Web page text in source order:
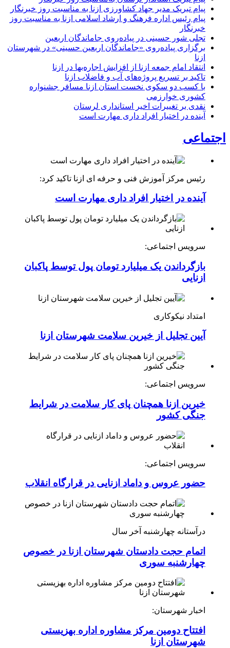
پیام تبریک مدیر جهاد کشاورزی ازنا به مناسبت روز خبرنگار
پیام رئیس اداره فرهنگ و ارشاد اسلامی ازنا به مناسبت روز
خبرنگار
تجلی شور حسینی در پیاده‌روی جاماندگان اربعین
برگزاری پیاده‌روی «جاماندگان اربعین حسینی» در شهرستان
ازنا
انتقاد امام جمعه ازنا از افزایش اجاره‌بها در ازنا
تاکید بر تسریع پروژه‌های آب و فاضلاب ازنا
با کسب دو سکوی نخست استان ازنا مسافر جشنواره
کشوری خوارزمی
نقدی بر تغییرات اخیر استانداری لرستان
آینده در اختیار افراد داری مهارت است
اجتماعی
رئیس مرکز آموزش فنی و حرفه ای ازنا تاکید کرد:
آینده در اختیار افراد داری مهارت است
سرویس اجتماعی:
بازگرداندن یک میلیارد تومان پول توسط پاکبان
ازنایی
امتداد نیکوکاری
آیین تجلیل از خیرین سلامت شهرستان ازنا
سرویس اجتماعی:
خیرین ازنا همچنان پای کار سلامت در شرایط
جنگی کشور
سرویس اجتماعی:
حضور عروس و داماد ازنایی در قرارگاه انقلاب
درآستانه چهارشنبه آخر سال
اتمام حجت دادستان شهرستان ازنا در خصوص
چهارشنبه ‌سوری
اخبار شهرستان:
افتتاح دومین مرکز مشاوره اداره بهزیستی
شهرستان ازنا